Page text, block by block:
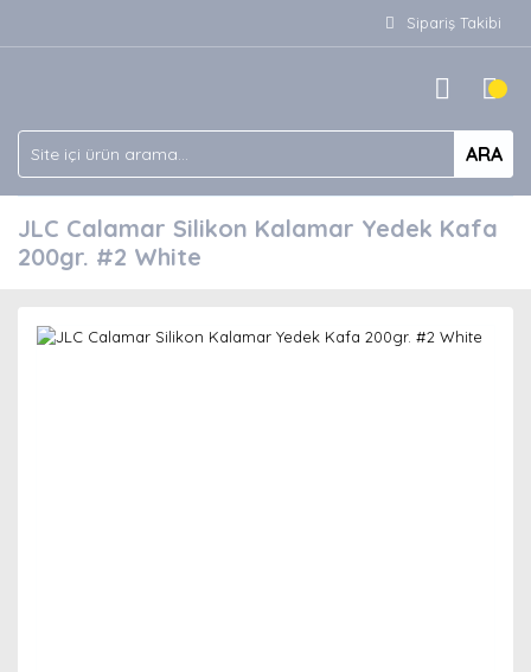
Sipariş Takibi
ARA
JLC Calamar Silikon Kalamar Yedek Kafa
200gr. #2 White